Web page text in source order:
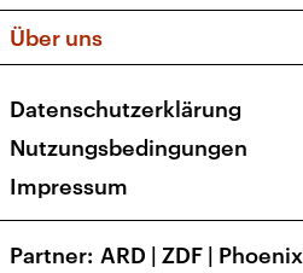
Apps
Newsletter
Veranstaltungen
Social Media
Über uns
Presse
Karriere
Transparenz
Datenschutzerklärung
Nutzungsbedingungen
Impressum
Partner ARD | ZDF | Phoenix